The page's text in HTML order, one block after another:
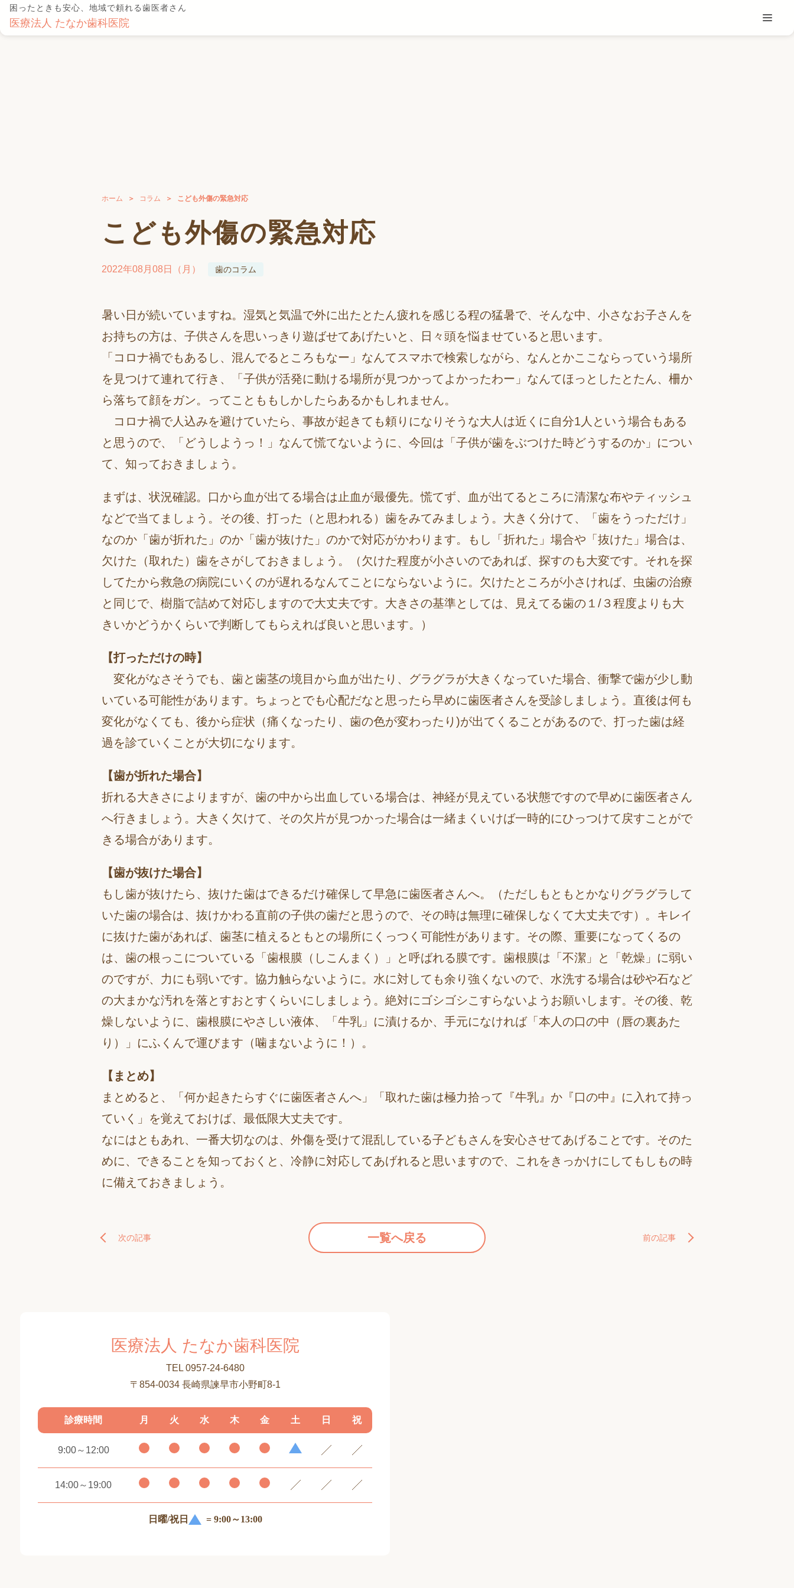
困ったときも安心、地域で頼れる歯医者さん
医療法人 たなか歯科医院
ホーム コラム こども外傷の緊急対応
こども外傷の緊急対応
2022年08月08日（月） 歯のコラム
暑い日が続いていますね。湿気と気温で外に出たとたん疲れを感じる程の猛暑で、そんな中、小さなお子さんを
お持ちの方は、子供さんを思いっきり遊ばせてあげたいと、日々頭を悩ませていると思います。
「コロナ禍でもあるし、混んでるところもなー」なんてスマホで検索しながら、なんとかここならっていう場所
を見つけて連れて行き、「子供が活発に動ける場所が見つかってよかったわー」なんてほっとしたとたん、柵か
ら落ちて顔をガン。ってことももしかしたらあるかもしれません。
コロナ禍で人込みを避けていたら、事故が起きても頼りになりそうな大人は近くに自分1人という場合もある
と思うので、「どうしようっ！」なんて慌てないように、今回は「子供が歯をぶつけた時どうするのか」につい
て、知っておきましょう。
まずは、状況確認。口から血が出てる場合は止血が最優先。慌てず、血が出てるところに清潔な布やティッシュ
などで当てましょう。その後、打った（と思われる）歯をみてみましょう。大きく分けて、「歯をうっただけ」
なのか「歯が折れた」のか「歯が抜けた」のかで対応がかわります。もし「折れた」場合や「抜けた」場合は、
欠けた（取れた）歯をさがしておきましょう。（欠けた程度が小さいのであれば、探すのも大変です。それを探
してたから救急の病院にいくのが遅れるなんてことにならないように。欠けたところが小さければ、虫歯の治療
と同じで、樹脂で詰めて対応しますので大丈夫です。大きさの基準としては、見えてる歯の１/３程度よりも大
きいかどうかくらいで判断してもらえれば良いと思います。）
【打っただけの時】
変化がなさそうでも、歯と歯茎の境目から血が出たり、グラグラが大きくなっていた場合、衝撃で歯が少し動
いている可能性があります。ちょっとでも心配だなと思ったら早めに歯医者さんを受診しましょう。直後は何も
変化がなくても、後から症状（痛くなったり、歯の色が変わったり)が出てくることがあるので、打った歯は経
過を診ていくことが大切になります。
【歯が折れた場合】
折れる大きさによりますが、歯の中から出血している場合は、神経が見えている状態ですので早めに歯医者さん
へ行きましょう。大きく欠けて、その欠片が見つかった場合は一緒まくいけば一時的にひっつけて戻すことがで
きる場合があります。
【歯が抜けた場合】
もし歯が抜けたら、抜けた歯はできるだけ確保して早急に歯医者さんへ。（ただしもともとかなりグラグラして
いた歯の場合は、抜けかわる直前の子供の歯だと思うので、その時は無理に確保しなくて大丈夫です）。キレイ
に抜けた歯があれば、歯茎に植えるともとの場所にくっつく可能性があります。その際、重要になってくるの
は、歯の根っこについている「歯根膜（しこんまく）」と呼ばれる膜です。歯根膜は「不潔」と「乾燥」に弱い
のですが、力にも弱いです。協力触らないように。水に対しても余り強くないので、水洗する場合は砂や石など
の大まかな汚れを落とすおとすくらいにしましょう。絶対にゴシゴシこすらないようお願いします。その後、乾
燥しないように、歯根膜にやさしい液体、「牛乳」に漬けるか、手元になければ「本人の口の中（唇の裏あた
り）」にふくんで運びます（噛まないように！）。
【まとめ】
まとめると、「何か起きたらすぐに歯医者さんへ」「取れた歯は極力拾って『牛乳』か『口の中』に入れて持っ
ていく」を覚えておけば、最低限大丈夫です。
なにはともあれ、一番大切なのは、外傷を受けて混乱している子どもさんを安心させてあげることです。そのた
めに、できることを知っておくと、冷静に対応してあげれると思いますので、これをきっかけにしてもしもの時
に備えておきましょう。
次の記事 一覧へ戻る 前の記事
医療法人 たなか歯科医院
TEL 0957-24-6480
〒854-0034 長崎県諫早市小野町8-1
診療時間 月 火 水 木 金 土 日 祝
9:00～12:00
14:00～19:00
日曜/祝日 = 9:00～13:00